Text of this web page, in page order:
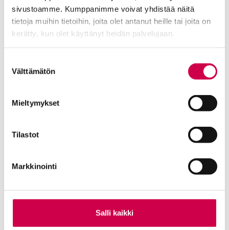
sivustoamme. Kumppanimme voivat yhdistää näitä
tietoja muihin tietoihin, joita olet antanut heille tai joita on
kerätty, kun olet käyttänyt heidän palvelujaan.
valinta
Välttämätön
Mieltymykset
Tilastot
Markkinointi
Salli kaikki
Yhteystiedot
Postiosoite
PL 48, 08101 LOHJA
Sana-lehden kampanjat
Tilausehdot
Osoitteenmuutokset